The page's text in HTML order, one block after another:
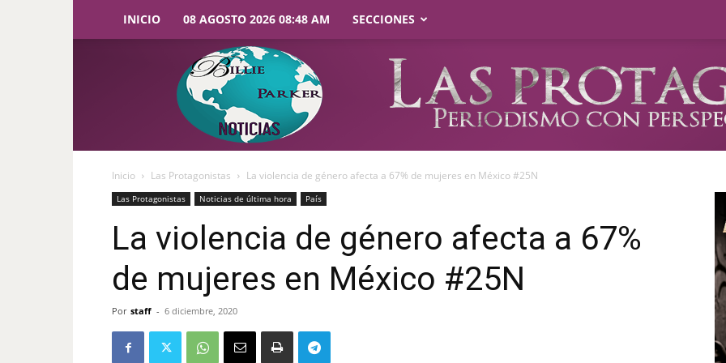
INICIO 08 AGOSTO 2026 08:48 AM SECCIONES
Parker
Noticias
Inicio Las Protagonistas La violencia de género afecta a 67% de mujeres en México #25N
Las Protagonistas Noticias de última hora País
La violencia de género afecta a 67%
de mujeres en México #25N
Por staff - 6 diciembre, 2020